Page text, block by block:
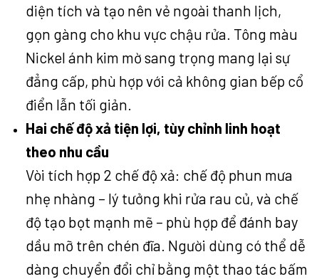
diện tích và tạo nên vẻ ngoài thanh lịch,
gọn gàng cho khu vực chậu rửa. Tông màu
Nickel ánh kim mờ sang trọng mang lại sự
đẳng cấp, phù hợp với cả không gian bếp cổ
điển lẫn tối giản.
Hai chế độ xả tiện lợi, tùy chỉnh linh hoạt
theo nhu cầu
Vòi tích hợp 2 chế độ xả: chế độ phun mưa
nhẹ nhàng – lý tưởng khi rửa rau củ, và chế
độ tạo bọt mạnh mẽ – phù hợp để đánh bay
dầu mỡ trên chén đĩa. Người dùng có thể dễ
dàng chuyển đổi chỉ bằng một thao tác bấm